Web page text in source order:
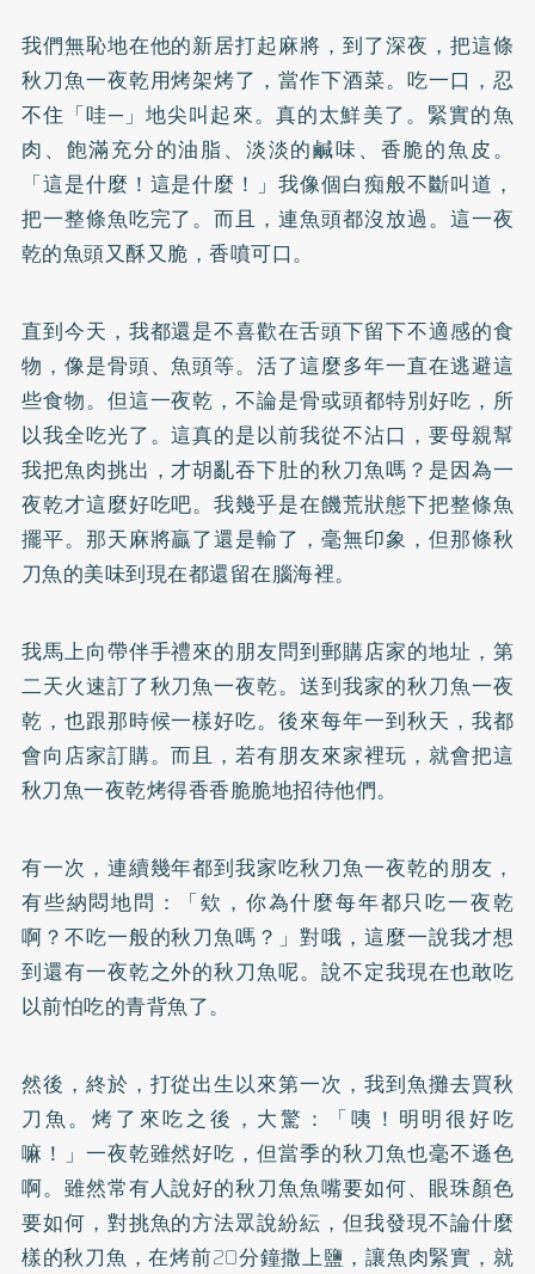
我們無恥地在他的新居打起麻將，到了深夜，把這條
秋刀魚一夜乾用烤架烤了，當作下酒菜。吃一口，忍
不住「哇─」地尖叫起來。真的太鮮美了。緊實的魚
肉、飽滿充分的油脂、淡淡的鹹味、香脆的魚皮。
「這是什麼！這是什麼！」我像個白痴般不斷叫道，
把一整條魚吃完了。而且，連魚頭都沒放過。這一夜
乾的魚頭又酥又脆，香噴可口。
直到今天，我都還是不喜歡在舌頭下留下不適感的食
物，像是骨頭、魚頭等。活了這麼多年一直在逃避這
些食物。但這一夜乾，不論是骨或頭都特別好吃，所
以我全吃光了。這真的是以前我從不沾口，要母親幫
我把魚肉挑出，才胡亂吞下肚的秋刀魚嗎？是因為一
夜乾才這麼好吃吧。我幾乎是在饑荒狀態下把整條魚
擺平。那天麻將贏了還是輸了，毫無印象，但那條秋
刀魚的美味到現在都還留在腦海裡。
我馬上向帶伴手禮來的朋友問到郵購店家的地址，第
二天火速訂了秋刀魚一夜乾。送到我家的秋刀魚一夜
乾，也跟那時候一樣好吃。後來每年一到秋天，我都
會向店家訂購。而且，若有朋友來家裡玩，就會把這
秋刀魚一夜乾烤得香香脆脆地招待他們。
有一次，連續幾年都到我家吃秋刀魚一夜乾的朋友，
有些納悶地問：「欸，你為什麼每年都只吃一夜乾
啊？不吃一般的秋刀魚嗎？」對哦，這麼一說我才想
到還有一夜乾之外的秋刀魚呢。說不定我現在也敢吃
以前怕吃的青背魚了。
然後，終於，打從出生以來第一次，我到魚攤去買秋
刀魚。烤了來吃之後，大驚：「咦！明明很好吃
嘛！」一夜乾雖然好吃，但當季的秋刀魚也毫不遜色
啊。雖然常有人說好的秋刀魚魚嘴要如何、眼珠顏色
要如何，對挑魚的方法眾說紛紜，但我發現不論什麼
樣的秋刀魚，在烤前20分鐘撒上鹽，讓魚肉緊實，就